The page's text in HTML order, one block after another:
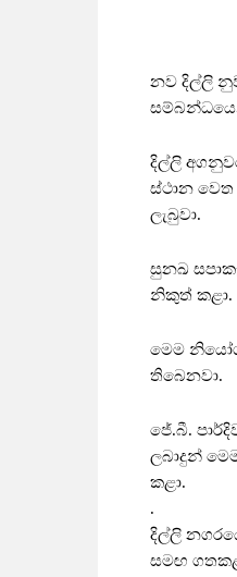
නව දිල්ලි
දිල්ලි
ස්ථාන
ලැබුවා.
සුනඛ
නිකුත් කළා.
මෙම
තිබෙනවා.
ජේ.බී.
ලබාදුන්
කළා.
.
දිල්ලි
සමඟ